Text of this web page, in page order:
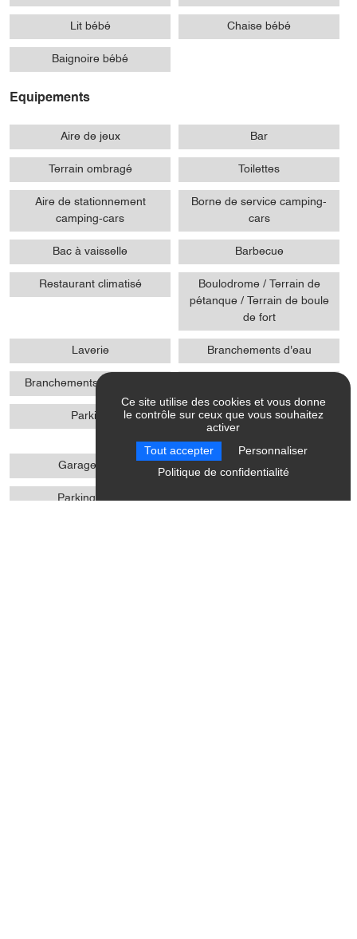
Lit bébé Chaise bébé
Baignoire bébé
Equipements
Aire de jeux Bar
Terrain ombragé Toilettes
Aire de stationnement
camping-cars
Borne de service camping-
cars
Bac à vaisselle Barbecue
Restaurant climatisé
Boulodrome / Terrain de
pétanque / Terrain de boule
de fort
Laverie Branchements d'eau
Branchements électriques
Parking
Equipements développement
Garage mort Restaurant
Parking privé Eau chaude solaire
Ce site utilise des cookies et vous donne
le contrôle sur ceux que vous souhaitez
activer
Tout accepter Personnaliser
Politique de confidentialité